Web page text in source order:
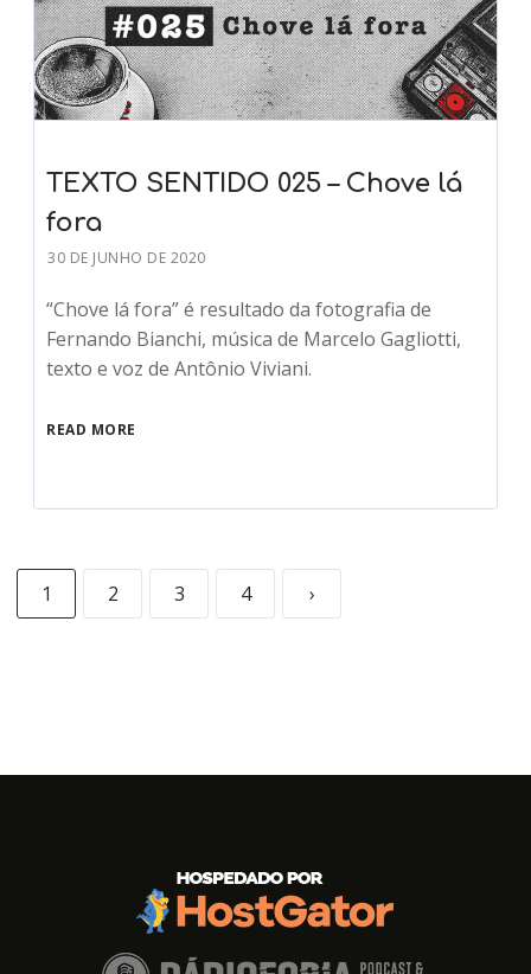
TEXTO SENTIDO 025 – Chove lá
fora
30 DE JUNHO DE 2020
“Chove lá fora” é resultado da fotografia de
Fernando Bianchi, música de Marcelo Gagliotti,
texto e voz de Antônio Viviani.
READ MORE
1 2 3 4 ›